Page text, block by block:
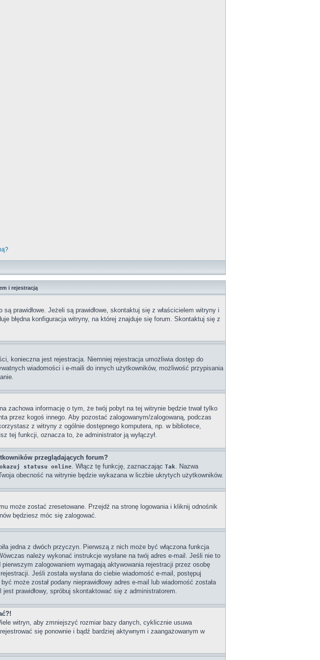
i rejestracją
prawidłowe. Jeżeli są prawidłowe, skontaktuj się z właścicielem witryny i
błędna konfiguracja witryny, na której znajduje się forum. Skontaktuj się z
konieczna jest rejestracja. Niemniej rejestracja umożliwia dostęp do
wiadomości i e-maili do innych użytkowników, możliwość przypisania
zachowa informację o tym, że twój pobyt na tej witrynie będzie trwał tylko
przez kogoś innego. Aby pozostać zalogowanym/zalogowaną, podczas
z witryny z ogólnie dostępnego komputera, np. w bibliotece,
tej funkcji, oznacza to, że administrator ją wyłączył.
przeglądających forum?
statusu online. Włącz tę funkcję, zaznaczając Tak. Nazwa
obecność na witrynie będzie wykazana w liczbie ukrytych użytkowników.
może zostać zresetowane. Przejdź na stronę logowania i kliknij odnośnik
będziesz móc się zalogować.
jedna z dwóch przyczyn. Pierwszą z nich może być włączona funkcja
należy wykonać instrukcje wysłane na twój adres e-mail. Jeśli nie to
zalogowaniem wymagają aktywowania rejestracji przez osobę
Jeśli została wysłana do ciebie wiadomość e-mail, postępuj
może został podany nieprawidłowy adres e-mail lub wiadomość została
prawidłowy, spróbuj skontaktować się z administratorem.
witryn, aby zmniejszyć rozmiar bazy danych, cyklicznie usuwa
się ponownie i bądź bardziej aktywnym i zaangażowanym w